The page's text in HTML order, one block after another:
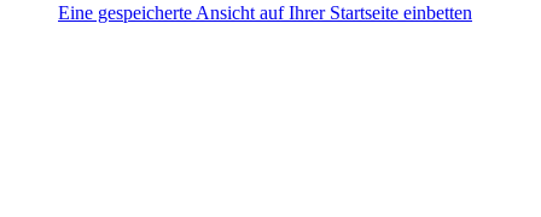
Eine gespeicherte Ansicht auf Ihrer Startseite einbetten